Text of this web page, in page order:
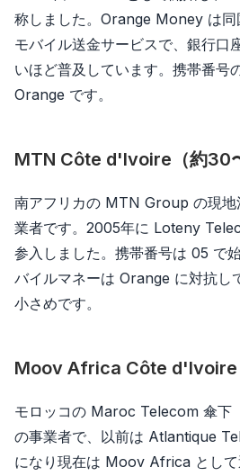
称しました。Orange Money は同
モバイル送金サービスで、銀行口
いほど普及しています。携帯番号
Orange です。
MTN Côte d'Ivoire（約30
南アフリカの MTN Group の現地
業者です。2005年に Loteny
参入しました。携帯番号は 05 で
バイルマネーは Orange に対抗し
小さめです。
Moov Africa Côte d'Ivoire
モロッコの Maroc Telecom 傘下
の事業者で、以前は Atlantique
になり現在は Moov Africa とし